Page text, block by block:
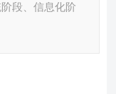
段、信息化阶